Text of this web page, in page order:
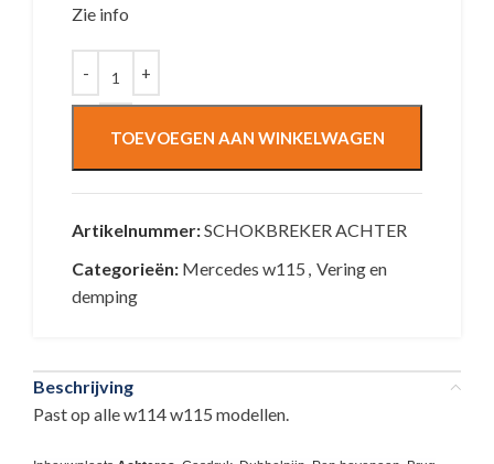
Zie info
TOEVOEGEN AAN WINKELWAGEN
Artikelnummer:SCHOKBREKER ACHTER
Categorieën: Mercedes w115 , Vering en
demping
Beschrijving
Past op alle w114 w115 modellen.